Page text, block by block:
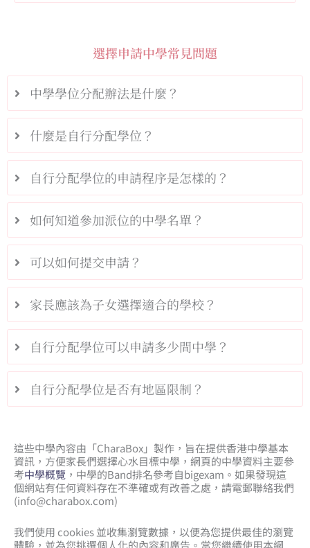
選擇申請中學常見問題
中學學位分配辦法是什麼？
什麼是自行分配學位？
自行分配學位的申請程序是怎樣的？
如何知道參加派位的中學名單？
可以如何提交申請？
家長應該為子女選擇適合的學校？
自行分配學位可以申請多少間中學？
自行分配學位是否有地區限制？
這些中學內容由「CharaBox」製作，旨在提供香港中學基本
資訊，方便家長們選擇心水目標中學，網頁的中學資料主要參
考中學概覽 ，中學的Band排名參考自bigexam。如果發現這
個網站有任何資料存在不準確或有改善之處，請電郵聯絡我們
(info@charabox.com)
我們使用 cookies 並收集瀏覽數據，以便為您提供最佳的瀏覽